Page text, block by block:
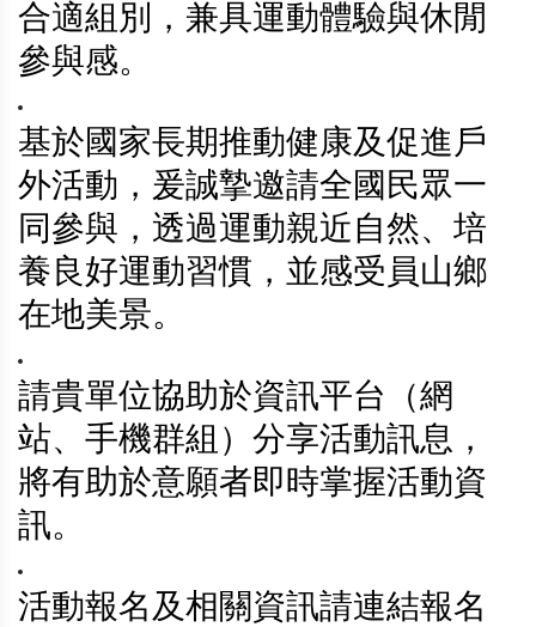
合適組別，兼具運動體驗與休閒
參與感。
基於國家長期推動健康及促進戶
外活動，爰誠摯邀請全國民眾一
同參與，透過運動親近自然、培
養良好運動習慣，並感受員山鄉
在地美景。
請貴單位協助於資訊平台（網
站、手機群組）分享活動訊息，
將有助於意願者即時掌握活動資
訊。
活動報名及相關資訊請連結報名